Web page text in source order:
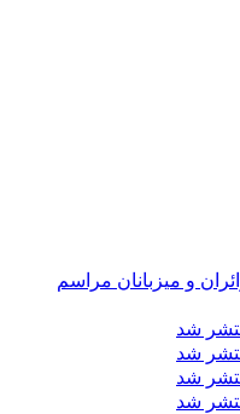
و میزبانان مراسم
شد
شد
شد
شد